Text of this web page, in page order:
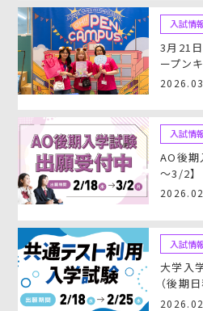
入試情
3月21
ープン
入試情
AO後期
～3/2】
入試情
大学入
（後期
2/25】